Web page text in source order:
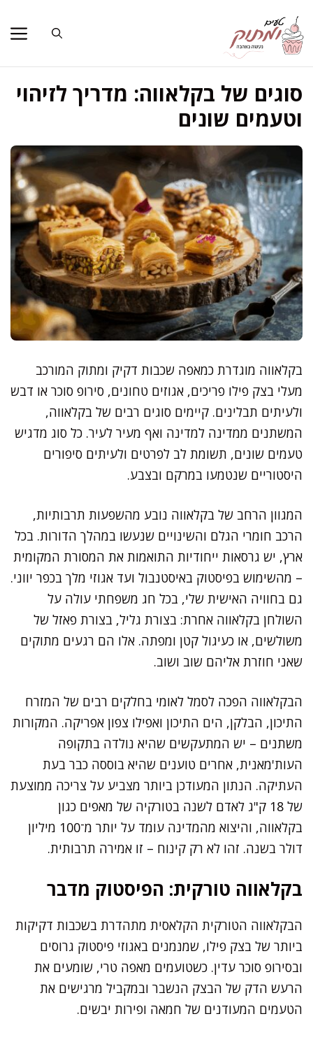
לתוכן
סוגים של בקלאווה: מדריך לזיהוי
וטעמים שונים
בקלאווה מוגדרת כמאפה שכבות דקיק ומתוק המורכב
מעלי בצק פילו פריכים, אגוזים טחונים, סירופ סוכר או דבש
ולעיתים תבלינים. קיימים סוגים רבים של בקלאווה,
המשתנים ממדינה למדינה ואף מעיר לעיר. כל סוג מדגיש
טעמים שונים, תשומת לב לפרטים ולעיתים סיפורים
היסטוריים שנטמעו במרקם ובצבע.
המגוון הרחב של בקלאווה נובע מהשפעות תרבותיות,
הרכב חומרי הגלם והשינויים שנעשו במהלך הדורות. בכל
ארץ, יש גרסאות ייחודיות התואמות את המסורת המקומית
– מהשימוש בפיסטוק באיסטנבול ועד אגוזי מלך בכפר יווני.
גם בחוויה האישית שלי, בכל חג משפחתי עולה על
השולחן בקלאווה אחרת: בצורת גליל, בצורת פאזל של
משולשים, או כעיגול קטן ומפתה. אלו הם רגעים מתוקים
שאני חוזרת אליהם שוב ושוב.
הבקלאווה הפכה לסמל לאומי בחלקים רבים של המזרח
התיכון, הבלקן, הים התיכון ואפילו צפון אפריקה. המקורות
משתנים – יש המתעקשים שהיא נולדה בתקופה
העות'מאנית, אחרים טוענים שהיא בוססה כבר בעת
העתיקה. הנתון המעודכן ביותר מצביע על צריכה ממוצעת
של 18 ק"ג לאדם לשנה בטורקיה של מאפים כגון
בקלאווה, והיצוא מהמדינה עומד על יותר מ־100 מיליון
דולר בשנה. זהו לא רק קינוח – זו אמירה תרבותית.
בקלאווה טורקית: הפיסטוק מדבר
הבקלאווה הטורקית הקלאסית מתהדרת בשכבות דקיקות
ביותר של בצק פילו, שמנמנים באגוזי פיסטוק גרוסים
ובסירופ סוכר עדין. כשטועמים מאפה טרי, שומעים את
הרעש הדק של הבצק הנשבר ובמקביל מרגישים את
הטעמים המעודנים של חמאה ופירות יבשים.